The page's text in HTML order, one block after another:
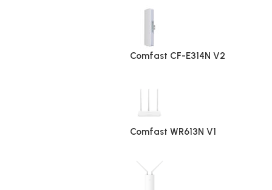
Comfast CF-E314N V2
Comfast WR613N V1